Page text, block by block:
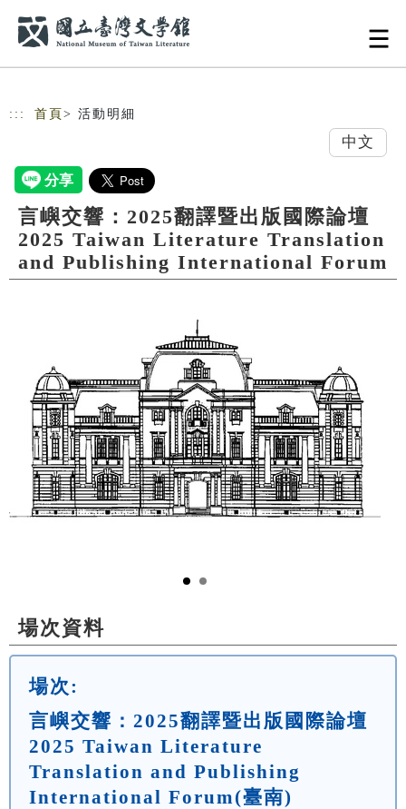
::: 首頁 > 活動明細
中文
言嶼交響：2025翻譯暨出版國際論壇
2025 Taiwan Literature Translation
and Publishing International Forum
場次資料
場次:
言嶼交響：2025翻譯暨出版國際論壇
2025 Taiwan Literature
Translation and Publishing
International Forum(臺南)